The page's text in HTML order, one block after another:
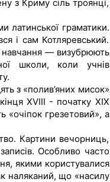
з Криму сіль троянці,
латинської граматики.
і сам Котляревський.
навчання — визубрюють
школи, коли учнів
з «полив’яних мисок»
XVIII - початку XIX
«очіпок грезетовий», а
Картини вечорниць,
Особливо часто
якими користувалися
наляканий, що «насилу